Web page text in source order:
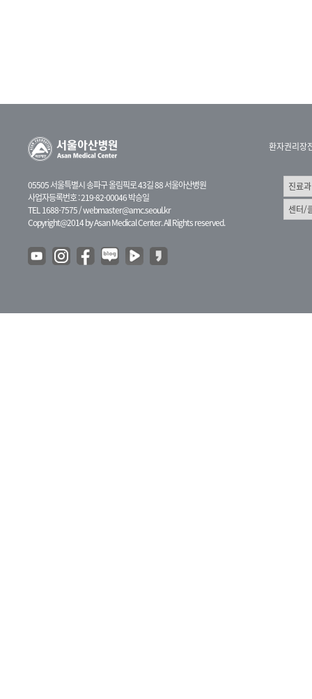
05505 서울특별시 송파구 올림픽로 43길 88 서울아산병원
사업자등록번호 : 219-82-00046 박승일
TEL 1688-7575 /webmaster@amc.seoul.kr
Copyright@2014 by Asan Medical Center. All Rights reserved.
환자권리장